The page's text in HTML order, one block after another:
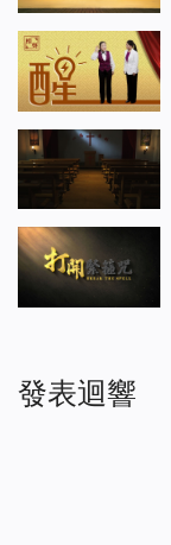
發表迴響